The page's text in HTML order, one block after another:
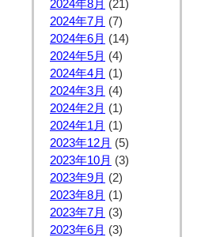
2024年8月 (21)
2024年7月 (7)
2024年6月 (14)
2024年5月 (4)
2024年4月 (1)
2024年3月 (4)
2024年2月 (1)
2024年1月 (1)
2023年12月 (5)
2023年10月 (3)
2023年9月 (2)
2023年8月 (1)
2023年7月 (3)
2023年6月 (3)